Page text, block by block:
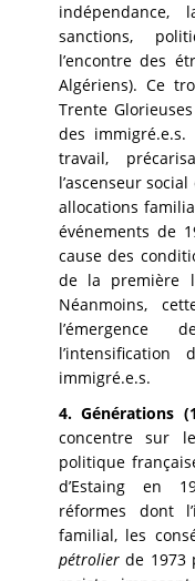
indépendance,
sanctions,
l’encontre des
Algériens). Ce
Trente
des
travail,
l’ascenseur
allocations
événements de
cause des
de la première
Néanmoins,
l’émergence
immigré.e.s.
4. Générations
concentre sur
politique
d’Estaing en
réformes dont
familial, les
pétrolierde 1973